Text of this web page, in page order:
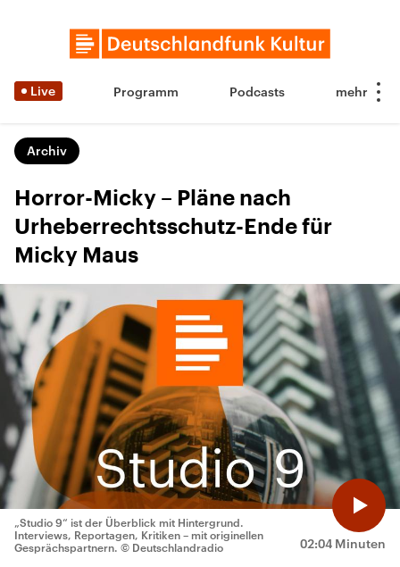
Live Programm Podcasts
Archiv
Horror-Micky – Pläne nach
Urheberrechtsschutz-Ende für
Micky Maus
02:04 Minuten
„Studio 9“ ist der Überblick mit Hintergrund.
Interviews, Reportagen, Kritiken – mit originellen
Gesprächspartnern. © Deutschlandradio